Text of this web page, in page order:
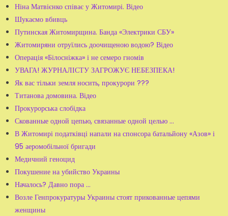
Ніна Матвієнко співає у Житомирі. Відео
Шукаємо вбивць
Путинская Житомирщина. Банда «Электрики СБУ»
Житомиряни отруїлись доочищеною водою? Відео
Операція «Білосніжка» і не семеро гномів
УВАГА! ЖУРНАЛІСТУ ЗАГРОЖУЄ НЕБЕЗПЕКА!
Як вас тільки земля носить, прокурори ???
Титанова домовина. Відео
Прокурорська слобідка
Скованные одной цепью, связанные одной целью …
В Житомирі податківці напали на спонсора батальйону «Азов» і
95 аеромобільної бригади
Медичний геноцид
Покушение на убийство Украины
Началось? Давно пора …
Возле Генпрокуратуры Украины стоят прикованные цепями
женщины